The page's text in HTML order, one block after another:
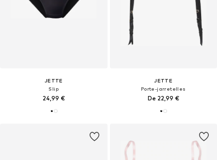
JETTE
Slip
24,99 €
JETTE
Porte-jarretelles
De 22,99 €